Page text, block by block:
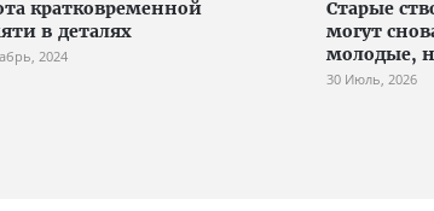
кратковременной
в деталях
2024
Старые
могут
молодые,
30 Июль, 2026